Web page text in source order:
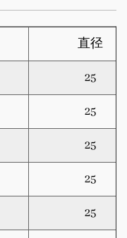
直径
25
25
25
25
25